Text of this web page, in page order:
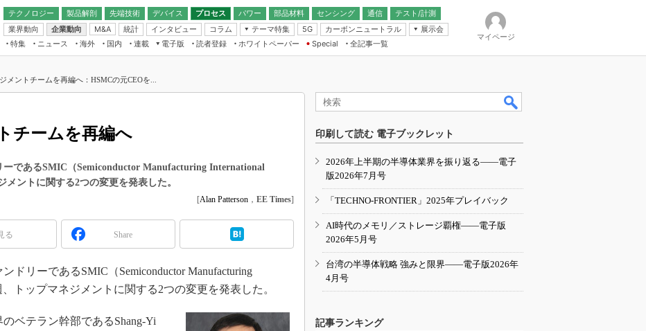
テクノロジー 製品解剖
先端技術
ネルギー
デバイス
アナログ
マイコン
プロセス パワー 部品材料 センシング
通信
無線
テスト/計測
業界動向
企業動向 M&A 統計 インタビュー コラム
テーマ特集
フィジカルAI
読者調査（EE Times Research）
IoT
エレクトロニクス入門（EDN
5G カーボンニュートラル
展示会
IoT・エッジコンピューティング
EXPO
TECHNO-FRONTIER
人とくるま展
特集 ニュース 海外 国内
連載
田昭のデバイス通信
大山聡の業界スコープ
タイア直前エンジニアの社会人大
漂流記
るバズワード ～Behind the
起こること
品分解で探るアジアの新トレンド
伝送技術を知る
電子版
電子ブックレット
読者登録 ホワイトペーパー
Special
全記事一覧
マイページ
メントチームを再編へ：HSMCの元CEOを...
チームを再編へ
であるSMIC（Semiconductor Manufacturing International
ントに関する2つの変更を発表した。
[Alan Patterson ， EE Times]
る Share
ドリーであるSMIC（Semiconductor Manufacturing
、トップマネジメントに関する2つの変更を発表した。
ベテラン幹部であるShang-Yi
印刷して読む 電子ブックレット
2026年上半期の半導体業界を振り返る――電子
版2026年7月号
「TECHNO-FRONTIER」2025年プレイバック
AI時代のメモリ／ストレージ覇権――電子版
2026年5月号
台湾の半導体戦略 強みと限界――電子版2026年
4月号
記事ランキング